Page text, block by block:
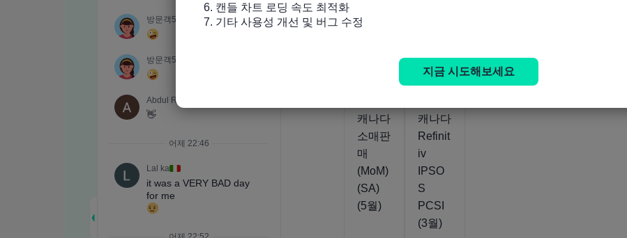
관련 지표
캐나다
소매판
매
(MoM)
(SA)
(5월)
캐나다
Refinit
iv
IPSO
S
PCSI
(3월)
6. 캔들 차트 로딩 속도 최적화
7. 기타 사용성 개선 및 버그 수정
지금 시도해보세요